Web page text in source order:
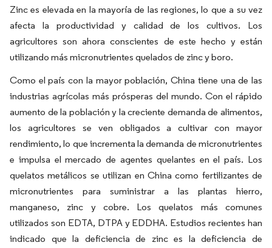
Zinc es elevada en la mayoría de las regiones, lo que a su vez
afecta la productividad y calidad de los cultivos. Los
agricultores son ahora conscientes de este hecho y están
utilizando más micronutrientes quelados de zinc y boro.
Como el país con la mayor población, China tiene una de las
industrias agrícolas más prósperas del mundo. Con el rápido
aumento de la población y la creciente demanda de alimentos,
los agricultores se ven obligados a cultivar con mayor
rendimiento, lo que incrementa la demanda de micronutrientes
e impulsa el mercado de agentes quelantes en el país. Los
quelatos metálicos se utilizan en China como fertilizantes de
micronutrientes para suministrar a las plantas hierro,
manganeso, zinc y cobre. Los quelatos más comunes
utilizados son EDTA, DTPA y EDDHA. Estudios recientes han
indicado que la deficiencia de zinc es la deficiencia de